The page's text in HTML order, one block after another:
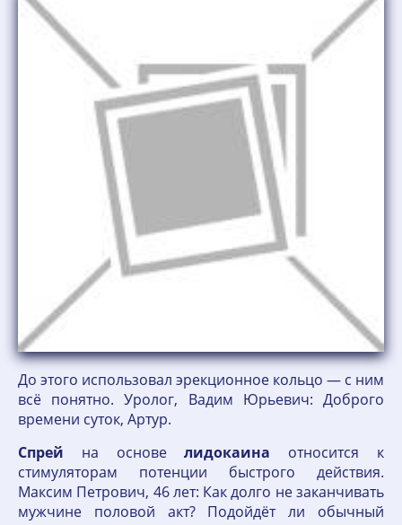
До этого использовал эрекционное кольцо — с ним
всё понятно. Уролог, Вадим Юрьевич: Доброго
времени суток, Артур.
Спрей на основелидокаина относится к
стимуляторам потенции быстрого действия.
Максим Петрович, 46 лет: Как долго не заканчивать
мужчине половой акт? Подойдёт ли обычный